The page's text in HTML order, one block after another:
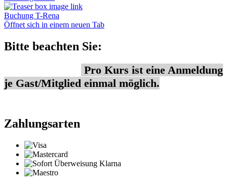
Buchung T-Rena
Öffnet sich in einem neuen Tab
Bitte beachten Sie:
Pro Kurs ist eine Anmeldung
je Gast/Mitglied einmal möglich.
Zahlungsarten